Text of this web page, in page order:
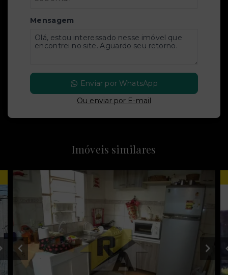
Mensagem
Enviar por WhatsApp
Ou enviar por E-mail
Imóveis similares